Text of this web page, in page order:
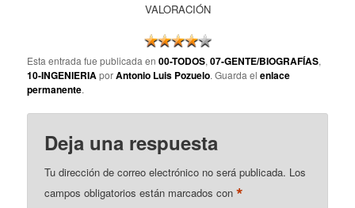
VALORACIÓN
Esta entrada fue publicada en00-TODOS,07-GENTE/BIOGRAFÍAS,
10-INGENIERIAporAntonio Luis Pozuelo. Guarda elenlace
permanente.
Deja una respuesta
Tu dirección de correo electrónico no será publicada. Los
campos obligatorios están marcados con*